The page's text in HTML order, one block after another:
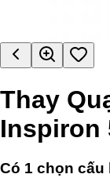
Thay
Inspiron
Có 1 chọn cấu